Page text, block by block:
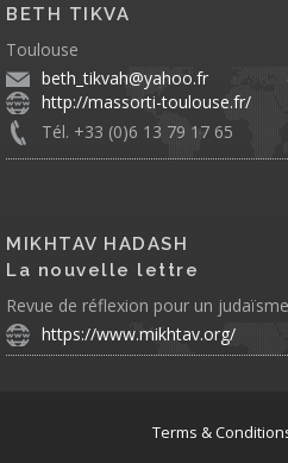
BETH TIKVA
Toulouse
beth_tikvah@yahoo.fr
http://massorti-toulouse.fr/
Tél. +33 (0)6 13 79 17 65
MIKHTAV HADASH
La nouvelle lettre
Revue de réflexion pour un
https://www.mikhtav.org/
Terms &